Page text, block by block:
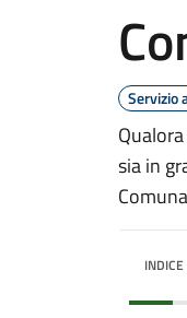
Servizio
sia in